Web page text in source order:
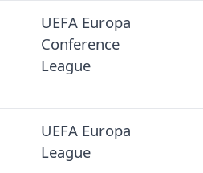
UEFA Europa
Conference
League
UEFA Europa
League